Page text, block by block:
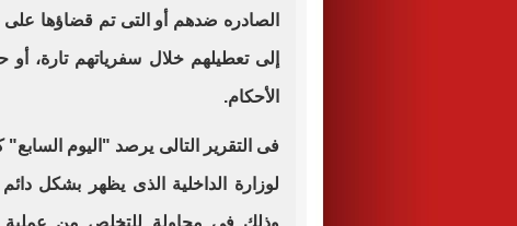
الصادره ضدهم أو التى تم قضاؤها على
إلى تعطيلهم خلال سفرياتهم تارة، أو
الأحكام.
فى التقرير التالى يرصد "اليوم السابع"
لوزارة الداخلية الذى يظهر بشكل